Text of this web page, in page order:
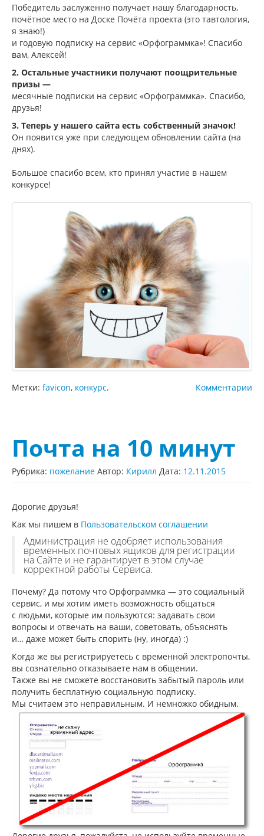
Победитель заслуженно получает нашу благодарность,
почётное место на Доске Почёта проекта (это тавтология,
я знаю!)
и годовую подписку на сервис «Орфограммка»! Спасибо
вам, Алексей!
2. Остальные участники получают поощрительные
призы —
месячные подписки на сервис «Орфограммка». Спасибо,
друзья!
3. Теперь у нашего сайта есть собственный значок!
Он появится уже при следующем обновлении сайта (на
днях).
Большое спасибо всем, кто принял участие в нашем
конкурсе!
Комментарии
Метки: favicon, конкурс.
Почта на 10 минут
Рубрика: пожелание Автор: Кирилл Дата: 12.11.2015
Дорогие друзья!
Как мы пишем в Пользовательском соглашении
Администрация не одобряет использования
временных почтовых ящиков для регистрации
на Сайте и не гарантирует в этом случае
корректной работы Сервиса.
Почему? Да потому что Орфограммка — это социальный
сервис, и мы хотим иметь возможность общаться
с людьми, которые им пользуются: задавать свои
вопросы и отвечать на ваши, советовать, объяснять
и… даже может быть спорить (ну, иногда) :)
Когда же вы регистрируетесь с временной электропочты,
вы сознательно отказываете нам в общении.
Также вы не сможете восстановить забытый пароль или
получить бесплатную социальную подписку.
Мы считаем это неправильным. И немножко обидным.